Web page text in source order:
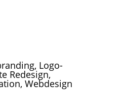
Logo-
Redesign,
Webdesign